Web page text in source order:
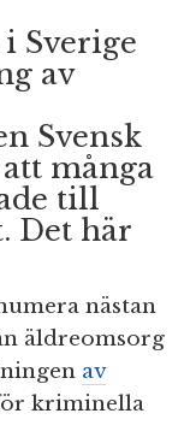
Sverige
av
Svensk
många
till
Det här
nästan
äldreomsorg
av
kriminella